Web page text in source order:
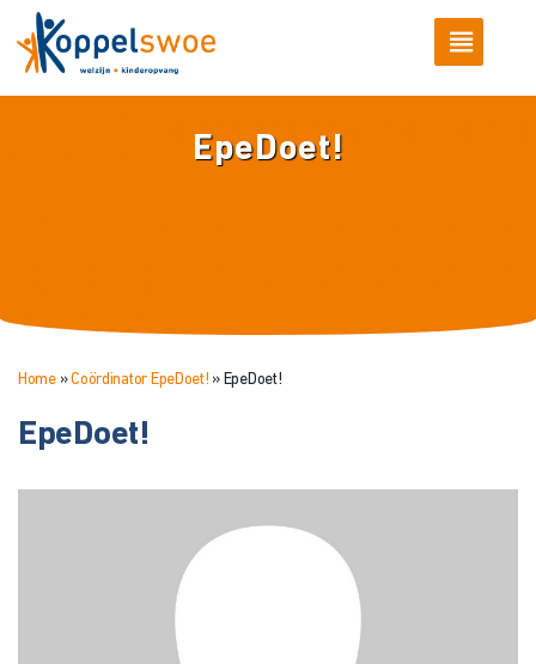
EpeDoet!
Home»Coördinator EpeDoet! » EpeDoet!
EpeDoet!